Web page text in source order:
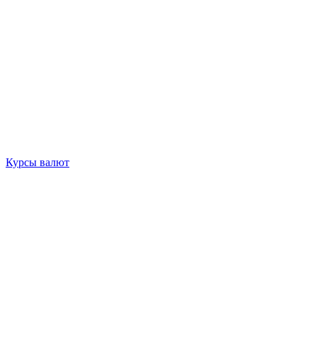
Курсы валют